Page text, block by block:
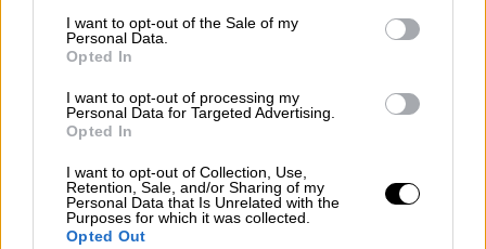
consent section.
I want to opt-out of the Sale of my
Personal Data.
Opted In
I want to opt-out of processing my
Personal Data for Targeted Advertising.
Opted In
I want to opt-out of Collection, Use,
Retention, Sale, and/or Sharing of my
Personal Data that Is Unrelated with the
Purposes for which it was collected.
Opted Out
39% αυξημένος αριθμός πυρκαγιών -
Μισό εκατ. στρέμματα αποτεφρωμένα
Πάνω από 290.000 στρέμματα δασικής
βλάστησης επηρεάστηκαν σημαντικά, ενώ
130.000 στρέμματα αφορούν διπλοκαμένες
εκτάσεις